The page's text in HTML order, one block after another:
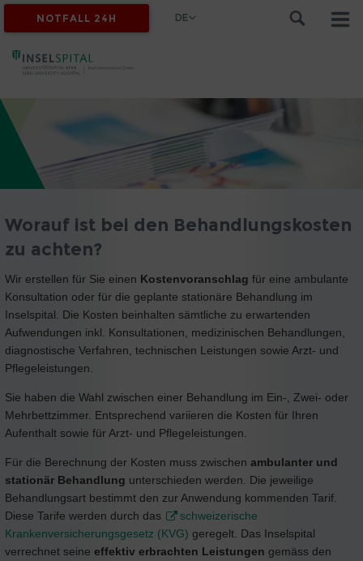
NOTFALL 24H DE
Worauf ist bei den Behandlungskosten
zu achten?
Wir erstellen für Sie einen Kostenvoranschlag für eine ambulante
Konsultation oder für die geplante stationäre Behandlung im
Inselspital. Die Kosten beinhalten sämtliche zu erwartenden
Aufwendungen inkl. Konsultationen, medizinischen Behandlungen,
diagnostische Verfahren, technischen Leistungen sowie Arzt- und
Pflegeleistungen.
Sie haben die Wahl zwischen einer Behandlung im Ein-, Zwei- oder
Mehrbettzimmer. Entsprechend variieren die Kosten für Ihren
Aufenthalt sowie für Arzt- und Pflegeleistungen.
Für die Berechnung der Kosten muss zwischen ambulanter und
stationär Behandlung unterschieden werden. Die jeweilige
Behandlungsart bestimmt den zur Anwendung kommenden Tarif.
Diese Tarife werden durch das
schweizerische
Krankenversicherungsgesetz (KVG) geregelt. Das Inselspital
verrechnet seine effektiv erbrachten Leistungen gemäss den